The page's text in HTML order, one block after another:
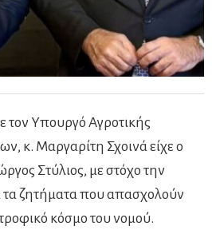
τον Υπουργό Αγροτικής
κ. Μαργαρίτη Σχοινά είχε ο
Στύλιος, με στόχο την
ζητήματα που απασχολούν
κόσμο του νομού.